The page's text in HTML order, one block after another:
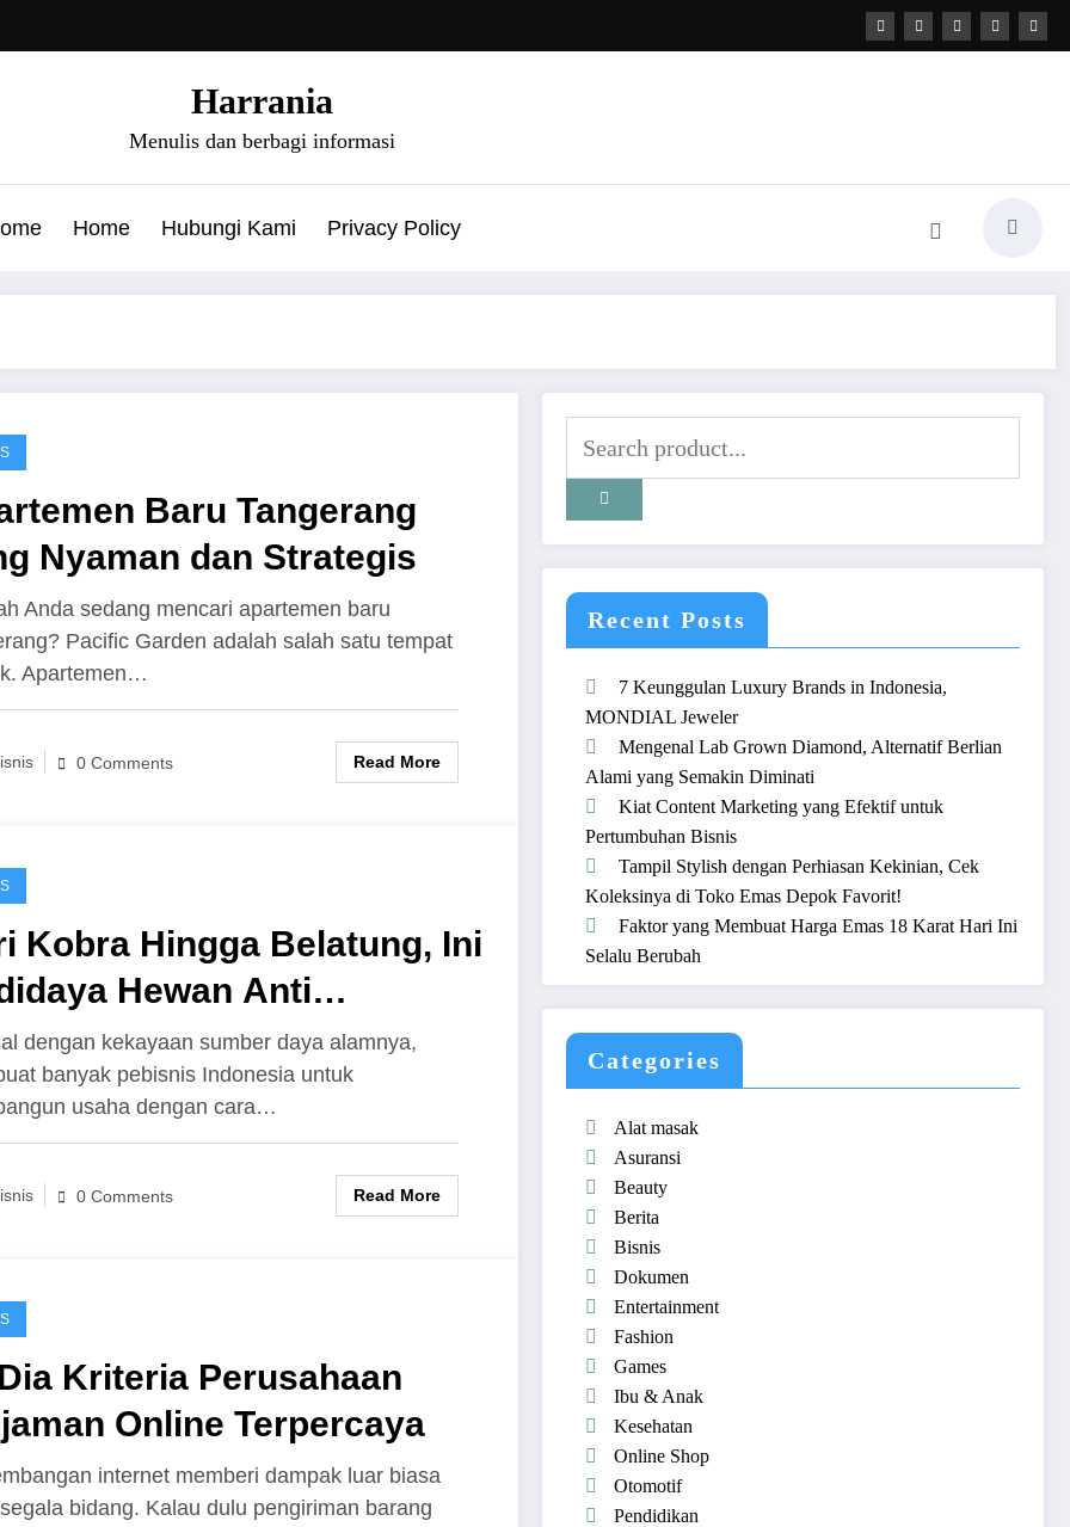
Harrania
Menulis dan berbagi informasi
Home Hubungi Kami Privacy Policy
Baru Tangerang
Nyaman dan Strategis
Anda sedang mencari apartemen baru
Pacific Garden adalah salah satu tempat
Apartemen…
0 Comments Read More
Kobra Hingga Belatung, Ini
Hewan Anti
yang Ternyata
dengan kekayaan sumber daya alamnya,
banyak pebisnis Indonesia untuk
usaha dengan cara…
0 Comments Read More
Kriteria Perusahaan
Online Terpercaya
internet memberi dampak luar biasa
bidang. Kalau dulu pengiriman barang
Recent Posts
7 Keunggulan Luxury Brands in Indonesia,
MONDIAL Jeweler
Mengenal Lab Grown Diamond, Alternatif Berlian
Alami yang Semakin Diminati
Kiat Content Marketing yang Efektif untuk
Pertumbuhan Bisnis
Tampil Stylish dengan Perhiasan Kekinian, Cek
Koleksinya di Toko Emas Depok Favorit!
Faktor yang Membuat Harga Emas 18 Karat Hari Ini
Selalu Berubah
Categories
Alat masak
Asuransi
Beauty
Berita
Bisnis
Dokumen
Entertainment
Fashion
Games
Ibu & Anak
Kesehatan
Online Shop
Otomotif
Pendidikan